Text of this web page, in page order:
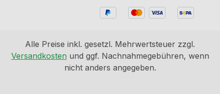
Alle Preise inkl. gesetzl. Mehrwertsteuer zzgl.
Versandkosten und ggf. Nachnahmegebühren, wenn
nicht anders angegeben.